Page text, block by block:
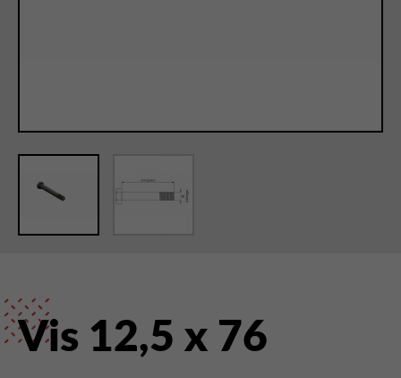
Vis 12,5 x 76